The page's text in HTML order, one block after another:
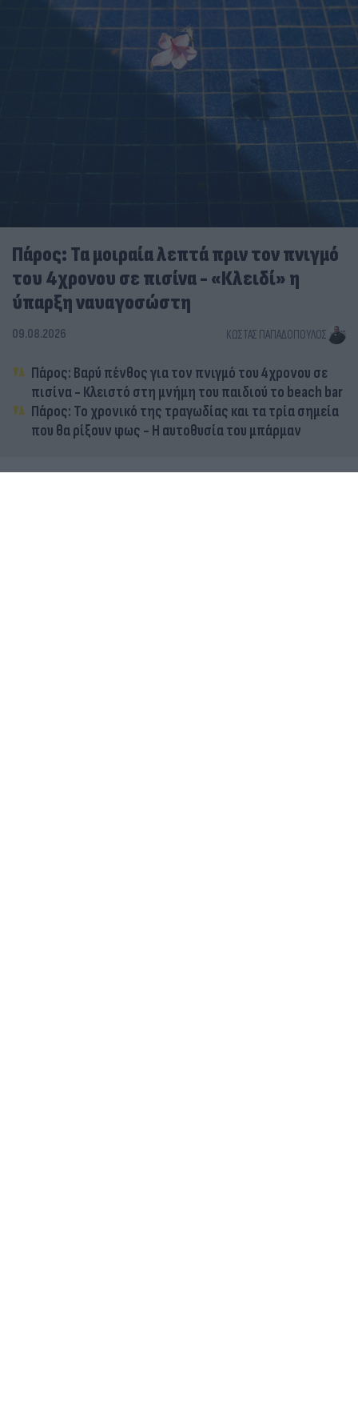
Πάρος: Τα μοιραία λεπτά πριν τον πνιγμό
του 4χρονου σε πισίνα - «Κλειδί» η
ύπαρξη ναυαγοσώστη
09.08.2026 ΚΏΣΤΑΣ ΠΑΠΑΔΌΠΟΥΛΟΣ
Πάρος: Βαρύ πένθος για τον πνιγμό του 4χρονου σε
πισίνα - Κλειστό στη μνήμη του παιδιού το beach bar
Πάρος: Το χρονικό της τραγωδίας και τα τρία σημεία
που θα ρίξουν φως - Η αυτοθυσία του μπάρμαν